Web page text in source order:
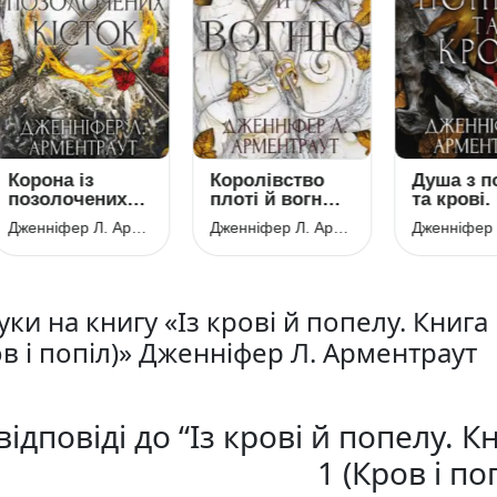
із
Книга 3
і попіл)Дженніфер Л. Арментраут
Королівство
плоті й вогню.
Книга 2 (Кров і
попіл)
Дженніфер Л. Арментраут
Душа з
та крові.
5 (Кров і
на книгу «Із крові й попелу. Книга
і попіл)» Дженніфер Л. Арментраут
до “Із крові й попелу.
1 (Кров і